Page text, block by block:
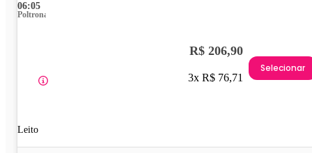
06:05
Poltrona
Leito
R$ 206,90
3x R$ 76,71
Selecionar